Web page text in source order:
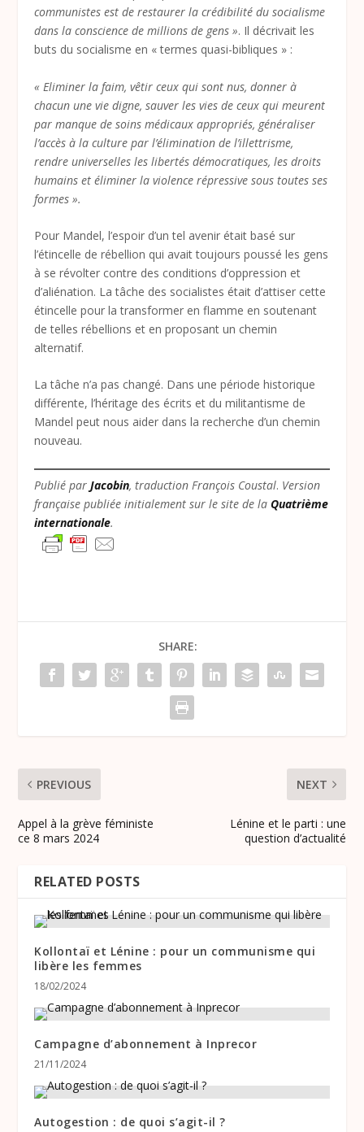
communistes est de restaurer la crédibilité du socialisme
dans la conscience de millions de gens ». Il décrivait les
buts du socialisme en « termes quasi-bibliques » :
« Eliminer la faim, vêtir ceux qui sont nus, donner à
chacun une vie digne, sauver les vies de ceux qui meurent
par manque de soins médicaux appropriés, généraliser
l’accès à la culture par l’élimination de l’illettrisme,
rendre universelles les libertés démocratiques, les droits
humains et éliminer la violence répressive sous toutes ses
formes ».
Pour Mandel, l’espoir d’un tel avenir était basé sur
l’étincelle de rébellion qui avait toujours poussé les gens
à se révolter contre des conditions d’oppression et
d’aliénation. La tâche des socialistes était d’attiser cette
étincelle pour la transformer en flamme en soutenant
de telles rébellions et en proposant un chemin
alternatif.
La tâche n’a pas changé. Dans une période historique
différente, l’héritage des écrits et du militantisme de
Mandel peut nous aider dans la recherche d’un chemin
nouveau.
Publié parJacobin, traduction François Coustal. Version
française publiée initialement sur le site de laQuatrième
internationale.
SHARE:
PREVIOUS
Appel à la grève féministe
ce 8 mars 2024
NEXT
Lénine et le parti : une
question d’actualité
RELATED POSTS
Kollontaï et Lénine : pour un communisme qui
libère les femmes
18/02/2024
Campagne d’abonnement à Inprecor
21/11/2024
Autogestion : de quoi s’agit-il ?